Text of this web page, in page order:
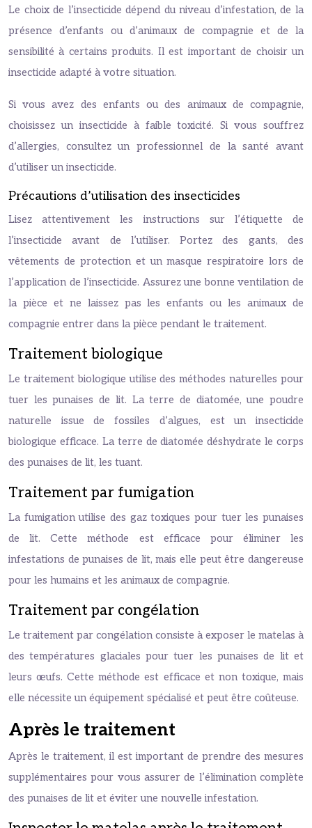
Le choix de l’insecticide dépend du niveau d’infestation, de la
présence d’enfants ou d’animaux de compagnie et de la
sensibilité à certains produits. Il est important de choisir un
insecticide adapté à votre situation.
Si vous avez des enfants ou des animaux de compagnie,
choisissez un insecticide à faible toxicité. Si vous souffrez
d’allergies, consultez un professionnel de la santé avant
d’utiliser un insecticide.
Précautions d’utilisation des insecticides
Lisez attentivement les instructions sur l’étiquette de
l’insecticide avant de l’utiliser. Portez des gants, des
vêtements de protection et un masque respiratoire lors de
l’application de l’insecticide. Assurez une bonne ventilation de
la pièce et ne laissez pas les enfants ou les animaux de
compagnie entrer dans la pièce pendant le traitement.
Traitement biologique
Le traitement biologique utilise des méthodes naturelles pour
tuer les punaises de lit. La terre de diatomée, une poudre
naturelle issue de fossiles d’algues, est un insecticide
biologique efficace. La terre de diatomée déshydrate le corps
des punaises de lit, les tuant.
Traitement par fumigation
La fumigation utilise des gaz toxiques pour tuer les punaises
de lit. Cette méthode est efficace pour éliminer les
infestations de punaises de lit, mais elle peut être dangereuse
pour les humains et les animaux de compagnie.
Traitement par congélation
Le traitement par congélation consiste à exposer le matelas à
des températures glaciales pour tuer les punaises de lit et
leurs œufs. Cette méthode est efficace et non toxique, mais
elle nécessite un équipement spécialisé et peut être coûteuse.
Après le traitement
Après le traitement, il est important de prendre des mesures
supplémentaires pour vous assurer de l’élimination complète
des punaises de lit et éviter une nouvelle infestation.